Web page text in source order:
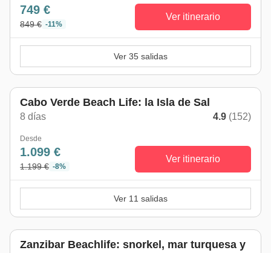
749 €
849 € -11%
Ver itinerario
Ver 35 salidas
Cabo Verde Beach Life: la Isla de Sal
8 días 4.9 (152)
Desde
1.099 €
1.199 € -8%
Ver itinerario
Ver 11 salidas
Zanzibar Beachlife: snorkel, mar turquesa y